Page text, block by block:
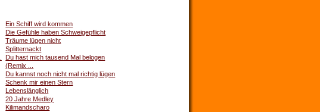
Ein Schiff wird kommen
Die Gefühle haben Schweigepflicht
Träume lügen nicht
Splitternackt
Du hast mich tausend Mal belogen
(Remix ...
Du kannst noch nicht mal richtig lügen
Schenk mir einen Stern
Lebenslänglich
20 Jahre Medley
Kilimandscharo